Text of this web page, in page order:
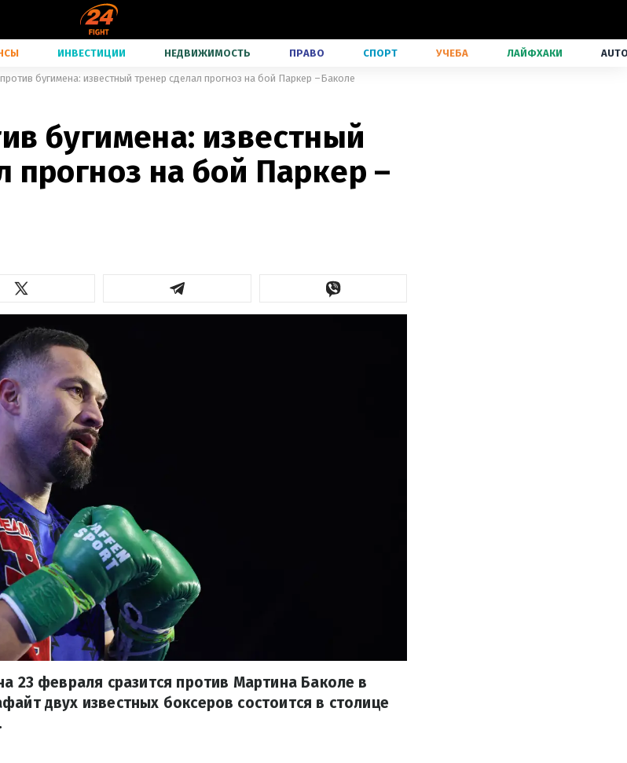
ИНВЕСТИЦИИ НЕДВИЖИМОСТЬ ПРАВО СПОРТ УЧЕБА ЛАЙФХАКИ
бугимена: известный тренер сделал прогноз на бой Паркер –Баколе
бугимена: известный
прогноз на бой Паркер –
23 февраля сразится против Мартина Баколе в
двух известных боксеров состоится в столице